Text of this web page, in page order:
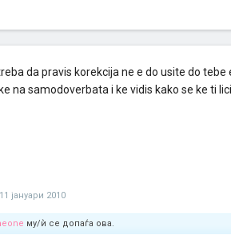
da pravis korekcija ne e do usite do
na samodoverbata i ke vidis kako se ke ti
11 јануари 2010
му/ѝ се допаѓа ова.